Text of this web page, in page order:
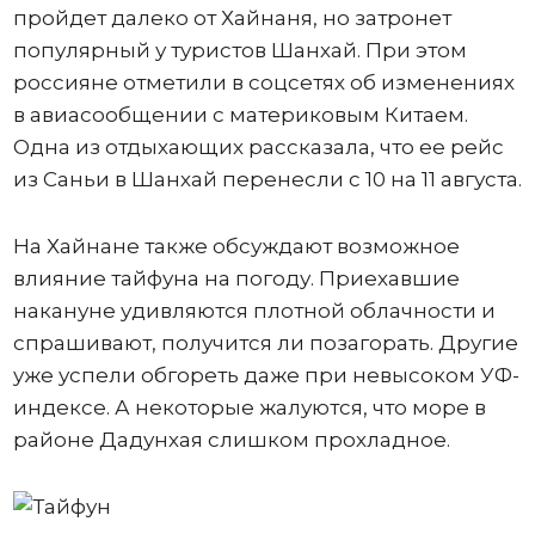
пройдет далеко от Хайнаня, но затронет
популярный у туристов Шанхай. При этом
россияне отметили в соцсетях об изменениях
в авиасообщении с материковым Китаем.
Одна из отдыхающих рассказала, что ее рейс
из Саньи в Шанхай перенесли с 10 на 11 августа.
На Хайнане также обсуждают возможное
влияние тайфуна на погоду. Приехавшие
накануне удивляются плотной облачности и
спрашивают, получится ли позагорать. Другие
уже успели обгореть даже при невысоком УФ-
индексе. А некоторые жалуются, что море в
районе Дадунхая слишком прохладное.